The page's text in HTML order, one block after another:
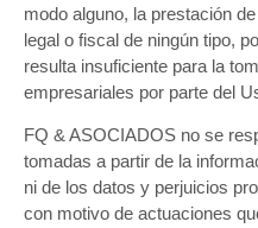
modo alguno, la prestación
legal o fiscal de ningún tipo,
resulta insuficiente para la
empresariales por parte del
FQ & ASOCIADOS no se
tomadas a partir de la
ni de los datos y perjuicios
con motivo de actuaciones